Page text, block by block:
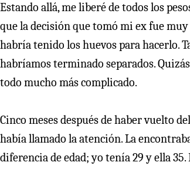
Estando allá, me liberé de todos los
que la decisión que tomó mi ex fue
habría tenido los huevos para hacerlo.
habríamos terminado separados.
todo mucho más complicado.
Cinco meses después de haber vuelto
había llamado la atención. La
diferencia de edad; yo tenía 29 y ella